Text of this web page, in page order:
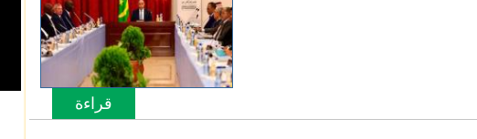
قراءة
المزيدحول